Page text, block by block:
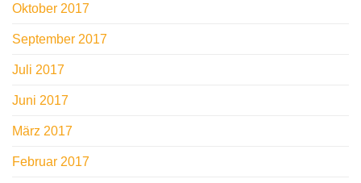
Oktober 2017
September 2017
Juli 2017
Juni 2017
März 2017
Februar 2017